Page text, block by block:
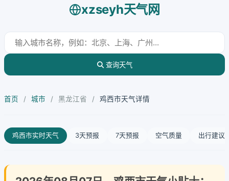
xzseyh天气网
查询天气
首页 / 城市 / 黑龙江省 / 鸡西市天气详情
鸡西市实时天气 3天预报 7天预报 空气质量 出行建议